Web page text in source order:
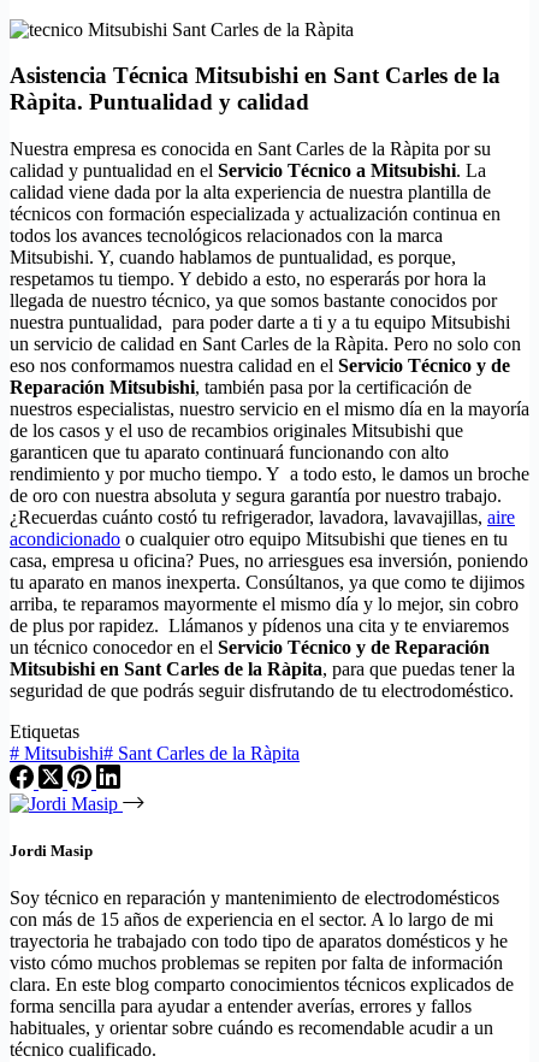
Asistencia Técnica Mitsubishi en Sant Carles de la
Ràpita. Puntualidad y calidad
Nuestra empresa es conocida en Sant Carles de la Ràpita por su
calidad y puntualidad en el Servicio Técnico a Mitsubishi. La
calidad viene dada por la alta experiencia de nuestra plantilla de
técnicos con formación especializada y actualización continua en
todos los avances tecnológicos relacionados con la marca
Mitsubishi. Y, cuando hablamos de puntualidad, es porque,
respetamos tu tiempo. Y debido a esto, no esperarás por hora la
llegada de nuestro técnico, ya que somos bastante conocidos por
nuestra puntualidad, para poder darte a ti y a tu equipo Mitsubishi
un servicio de calidad en Sant Carles de la Ràpita. Pero no solo con
eso nos conformamos nuestra calidad en el Servicio Técnico y de
Reparación Mitsubishi, también pasa por la certificación de
nuestros especialistas, nuestro servicio en el mismo día en la mayoría
de los casos y el uso de recambios originales Mitsubishi que
garanticen que tu aparato continuará funcionando con alto
rendimiento y por mucho tiempo. Y a todo esto, le damos un broche
de oro con nuestra absoluta y segura garantía por nuestro trabajo.
¿Recuerdas cuánto costó tu refrigerador, lavadora, lavavajillas, aire
acondicionado o cualquier otro equipo Mitsubishi que tienes en tu
casa, empresa u oficina? Pues, no arriesgues esa inversión, poniendo
tu aparato en manos inexperta. Consúltanos, ya que como te dijimos
arriba, te reparamos mayormente el mismo día y lo mejor, sin cobro
de plus por rapidez. Llámanos y pídenos una cita y te enviaremos
un técnico conocedor en el Servicio Técnico y de Reparación
Mitsubishi en Sant Carles de la Ràpita, para que puedas tener la
seguridad de que podrás seguir disfrutando de tu electrodoméstico.
Etiquetas
# Mitsubishi# Sant Carles de la Ràpita
Jordi Masip
Soy técnico en reparación y mantenimiento de electrodomésticos
con más de 15 años de experiencia en el sector. A lo largo de mi
trayectoria he trabajado con todo tipo de aparatos domésticos y he
visto cómo muchos problemas se repiten por falta de información
clara. En este blog comparto conocimientos técnicos explicados de
forma sencilla para ayudar a entender averías, errores y fallos
habituales, y orientar sobre cuándo es recomendable acudir a un
técnico cualificado.